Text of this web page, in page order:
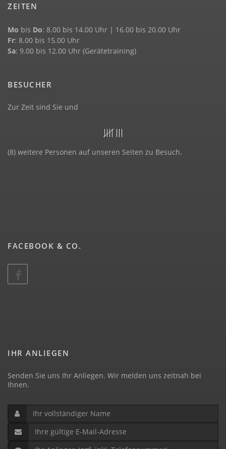
ZEITEN
Mo bis Do: 8.00 bis 14.00 Uhr | 16.00 bis 20.00 Uhr
Fr: 8.00 bis 15.00 Uhr
Sa: 9.00 bis 12.00 Uhr (Gerätetraining)
BESUCHER
Zur Zeit sind Sie und
(8) weitere Personen auf unseren Seiten zu Besuch.
FACEBOOK & CO.
IHR ANLIEGEN
Senden Sie uns Ihr Anliegen. Wir melden uns zeitnah bei
Ihnen.